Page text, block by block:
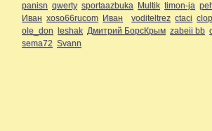
panisn qwerty sportaazbuka Multik timon-ja
Иван xoso66rucom Иван voditeltrez ctaci
ole_don leshak Дмитрий БорсКрым zabeii bb
sema72 Svann